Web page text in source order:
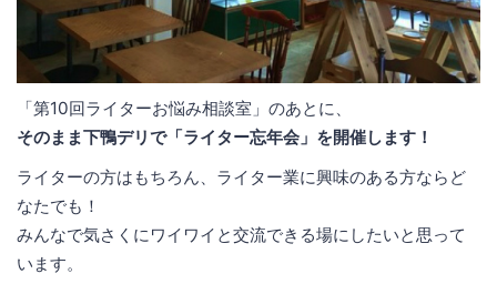
「第10回ライターお悩み相談室」のあとに、
そのまま下鴨デリで「ライター忘年会」を開催します！
ライターの方はもちろん、ライター業に興味のある方ならど
なたでも！
みんなで気さくにワイワイと交流できる場にしたいと思って
います。